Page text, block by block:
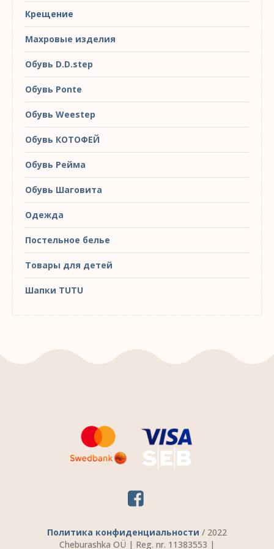
Крещение
Махровые изделия
Обувь D.D.step
Обувь Ponte
Обувь Weestep
Обувь КОТОФЕЙ
Обувь Рейма
Обувь Шаговита
Одежда
Постельное белье
Товары для детей
Шапки TUTU
Политика конфиденциальности / 2022
Cheburashka OÜ | Reg. nr. 11383553 |